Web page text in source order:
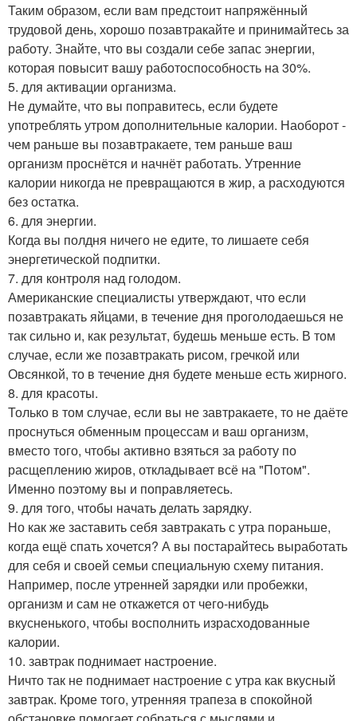
Таким образом, если вам предстоит напряжённый
трудовой день, хорошо позавтракайте и принимайтесь за
работу. Знайте, что вы создали себе запас энергии,
которая повысит вашу работоспособность на 30%.
5. для активации организма.
Не думайте, что вы поправитесь, если будете
употреблять утром дополнительные калории. Наоборот -
чем раньше вы позавтракаете, тем раньше ваш
организм проснётся и начнёт работать. Утренние
калории никогда не превращаются в жир, а расходуются
без остатка.
6. для энергии.
Когда вы полдня ничего не едите, то лишаете себя
энергетической подпитки.
7. для контроля над голодом.
Американские специалисты утверждают, что если
позавтракать яйцами, в течение дня проголодаешься не
так сильно и, как результат, будешь меньше есть. В том
случае, если же позавтракать рисом, гречкой или
Овсянкой, то в течение дня будете меньше есть жирного.
8. для красоты.
Только в том случае, если вы не завтракаете, то не даёте
проснуться обменным процессам и ваш организм,
вместо того, чтобы активно взяться за работу по
расщеплению жиров, откладывает всё на "Потом".
Именно поэтому вы и поправляетесь.
9. для того, чтобы начать делать зарядку.
Но как же заставить себя завтракать с утра пораньше,
когда ещё спать хочется? А вы постарайтесь выработать
для себя и своей семьи специальную схему питания.
Например, после утренней зарядки или пробежки,
организм и сам не откажется от чего-нибудь
вкусненького, чтобы восполнить израсходованные
калории.
10. завтрак поднимает настроение.
Ничто так не поднимает настроение с утра как вкусный
завтрак. Кроме того, утренняя трапеза в спокойной